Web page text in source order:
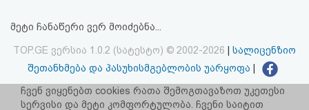
მეტი ჩანაწერი ვერ მოიძებნა...
TOP.GE ვერსია 1.0.2 (სატესტო) © 2002-2026
სალიცენზიო
შეთანხმება და პასუხისმგებლობის უარყოფა
facebook.com/TOP.GE
იხილეთ TOP.GE - ის ძველი ვერსია ბმულზე
ჩვენ ვიყენებთ cookies რათა შემოგთავაზოთ უკეთესი
სერვისი და მეტი კომფორტულობა. ჩვენი საიტით